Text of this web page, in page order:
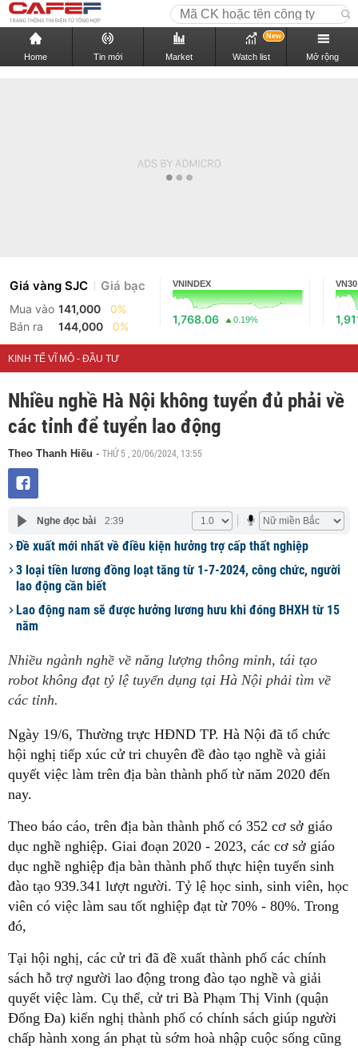
Home Tin mới Market Watch list
New
Mở rộng
Giá vàng SJC Giá bạc
Mua vào 141,000
0%
Bán ra
144,000 0%
VNINDEX
1,768.06 0.19%
VN30
KINH TẾ VĨ MÔ - ĐẦU TƯ
Nhiều nghề Hà Nội không tuyển đủ phải về
các tỉnh để tuyển lao động
Theo Thanh Hiếu - THỨ 5 , 20/06/2024, 13:55
Nghe đọc bài 2:39
Đề xuất mới nhất về điều kiện hưởng trợ cấp thất nghiệp
3 loại tiền lương đồng loạt tăng từ 1-7-2024, công chức, người
lao động cần biết
Lao động nam sẽ được hưởng lương hưu khi đóng BHXH từ 15
năm
Nhiều ngành nghề về năng lượng thông minh, tái tạo
robot không đạt tỷ lệ tuyển dụng tại Hà Nội phải tìm về
các tỉnh.
Ngày 19/6, Thường trực HĐND TP. Hà Nội đã tổ chức
hội nghị tiếp xúc cử tri chuyên đề đào tạo nghề và giải
quyết việc làm trên địa bàn thành phố từ năm 2020 đến
nay.
Theo báo cáo, trên địa bàn thành phố có 352 cơ sở giáo
dục nghề nghiệp. Giai đoạn 2020 - 2023, các cơ sở giáo
dục nghề nghiệp địa bàn thành phố thực hiện tuyển sinh
đào tạo 939.341 lượt người. Tỷ lệ học sinh, sinh viên, học
viên có việc làm sau tốt nghiệp đạt từ 70% - 80%. Trong
đó,
Tại hội nghị, các cử tri đã đề xuất thành phố các chính
sách hỗ trợ người lao động trong đào tạo nghề và giải
quyết việc làm. Cụ thể, cử tri Bà Phạm Thị Vinh (quận
Đống Đa) kiến nghị thành phố có chính sách giúp người
chấp hành xong án phạt tù sớm hoà nhập cuộc sống cũng